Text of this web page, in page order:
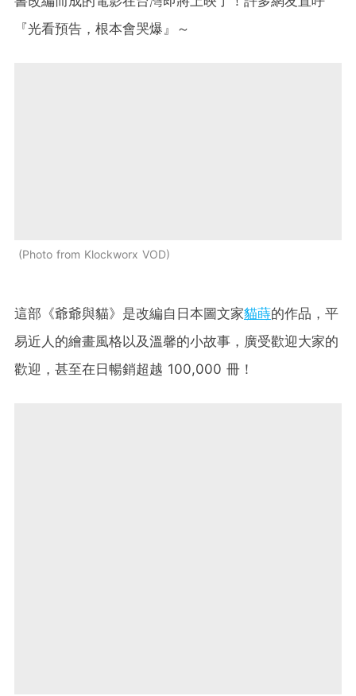
『光看預告，根本會哭爆』～
Photo from Klockworx VOD
這部《爺爺與貓》是改編自日本圖文家貓蒔的作品，平
易近人的繪畫風格以及溫馨的小故事，廣受歡迎大家的
歡迎，甚至在日暢銷超越 100,000 冊！